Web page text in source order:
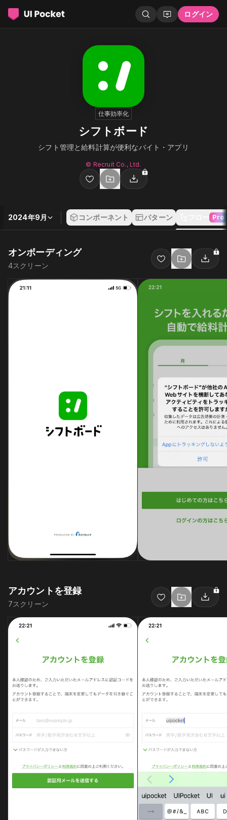
ログイン
仕事効率化
シフトボード
シフト管理と給料計算が便利なバイト・アプリ
© Recruit Co., Ltd.
2024年9月 コンポーネント パターン フロー Pro
オンボーディング
4スクリーン
アカウントを登録
7スクリーン